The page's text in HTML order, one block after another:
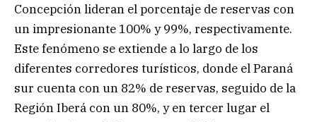
Concepción lideran el porcentaje de reservas con
un impresionante 100% y 99%, respectivamente.
Este fenómeno se extiende a lo largo de los
diferentes corredores turísticos, donde el Paraná
sur cuenta con un 82% de reservas, seguido de la
Región Iberá con un 80%, y en tercer lugar el